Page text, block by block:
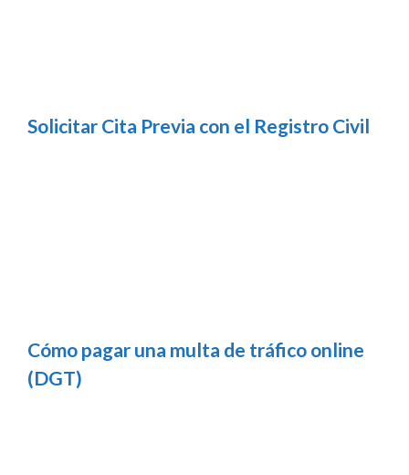
Solicitar Cita Previa con el Registro Civil
Cómo pagar una multa de tráfico online
(DGT)